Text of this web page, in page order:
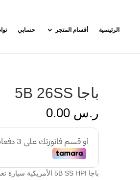
الرئيسية أقسام المتجر حسابي
باجا 5B 26SS
ر.س